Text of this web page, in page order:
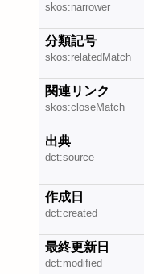
skos:narrower
分類記号
skos:relatedMatch
関連リンク
skos:closeMatch
出典
dct:source
作成日
dct:created
最終更新日
dct:modified